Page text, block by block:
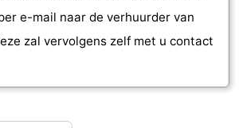
e-mail naar de verhuurder van
zal vervolgens zelf met u contact